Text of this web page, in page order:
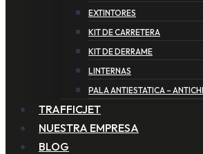
EXTINTORES
KIT DE CARRETERA
KIT DE DERRAME
LINTERNAS
PALA ANTIESTATICA –
TRAFFICJET
NUESTRA EMPRESA
BLOG